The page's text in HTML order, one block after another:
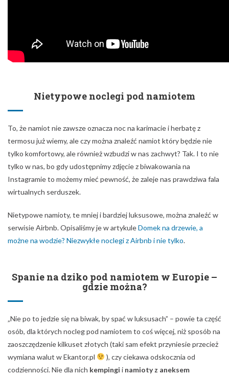
Nietypowe noclegi pod namiotem
To, że namiot nie zawsze oznacza noc na karimacie i herbatę z
termosu już wiemy, ale czy można znaleźć namiot który będzie nie
tylko komfortowy, ale również wzbudzi w nas zachwyt? Tak. I to nie
tylko w nas, bo gdy udostępnimy zdjęcie z biwakowania na
Instagramie to możemy mieć pewność, że zaleje nas prawdziwa fala
wirtualnych serduszek.
Nietypowe namioty, te mniej i bardziej luksusowe, można znaleźć w
serwisie Airbnb. Opisaliśmy je w artykuleDomek na drzewie, a
możne na wodzie? Niezwykłe noclegi z Airbnb i nie tylko.
Spanie na dziko pod namiotem w Europie –
gdzie można?
„Nie po to jedzie się na biwak, by spać w luksusach” – powie ta część
osób, dla których nocleg pod namiotem to coś więcej, niż sposób na
zaoszczędzenie kilkuset złotych (taki sam efekt przyniesie przecież
wymiana walut w Ekantor.pl
), czy ciekawa odskocznia od
codzienności. Nie dla nich kempingi i namioty z aneksem